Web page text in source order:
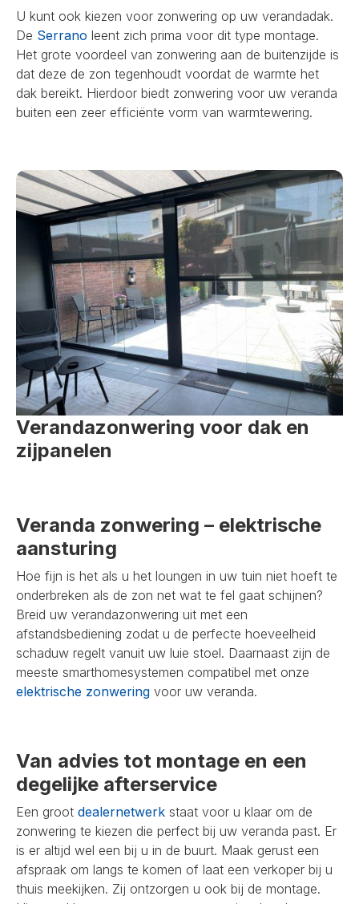
U kunt ook kiezen voor zonwering op uw verandadak.
De Serrano leent zich prima voor dit type montage.
Het grote voordeel van zonwering aan de buitenzijde is
dat deze de zon tegenhoudt voordat de warmte het
dak bereikt. Hierdoor biedt zonwering voor uw veranda
buiten een zeer efficiënte vorm van warmtewering.
Verandazonwering voor dak en
zijpanelen
Veranda zonwering – elektrische
aansturing
Hoe fijn is het als u het loungen in uw tuin niet hoeft te
onderbreken als de zon net wat te fel gaat schijnen?
Breid uw verandazonwering uit met een
afstandsbediening zodat u de perfecte hoeveelheid
schaduw regelt vanuit uw luie stoel. Daarnaast zijn de
meeste smarthomesystemen compatibel met onze
elektrische zonwering voor uw veranda.
Van advies tot montage en een
degelijke afterservice
Een groot dealernetwerk staat voor u klaar om de
zonwering te kiezen die perfect bij uw veranda past. Er
is er altijd wel een bij u in de buurt. Maak gerust een
afspraak om langs te komen of laat een verkoper bij u
thuis meekijken. Zij ontzorgen u ook bij de montage.